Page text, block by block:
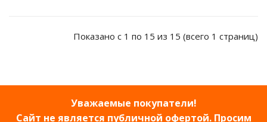
Показано с 1 по 15 из 15 (всего 1 страниц)
Уважаемые покупатели!
Сайт не является публичной офертой. Просим